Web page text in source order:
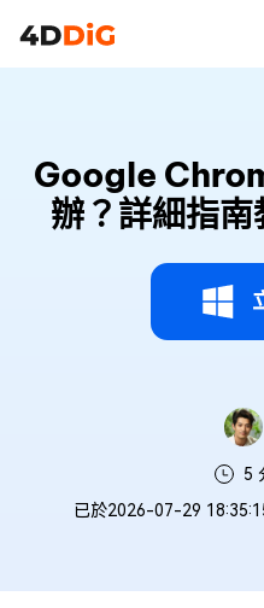
Google
辦？詳細指南
5
已於2026-07-29